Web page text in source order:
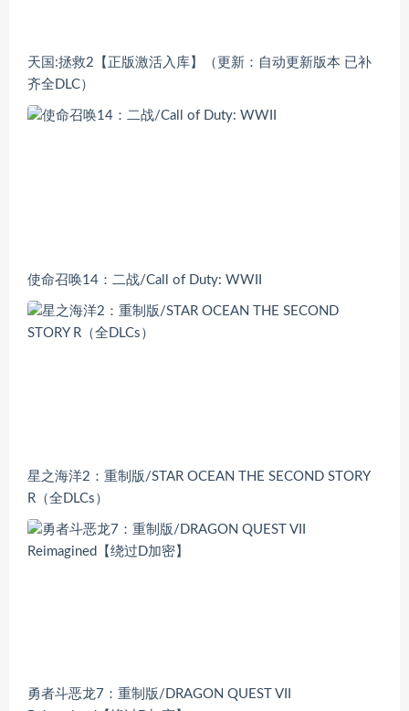
天国:拯救2【正版激活入库】（更新：自动更新版本 已补
齐全DLC）
使命召唤14：二战/Call of Duty: WWII
星之海洋2：重制版/STAR OCEAN THE SECOND STORY
R（全DLCs）
勇者斗恶龙7：重制版/DRAGON QUEST VII